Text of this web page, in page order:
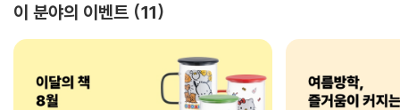
이 분야의 이벤트 11